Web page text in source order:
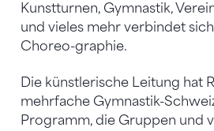
Kunstturnen, Gymnastik,
und vieles mehr verbindet
Choreo-graphie.
Die künstlerische Leitung hat
mehrfache Gymnastik-
Programm, die Gruppen und